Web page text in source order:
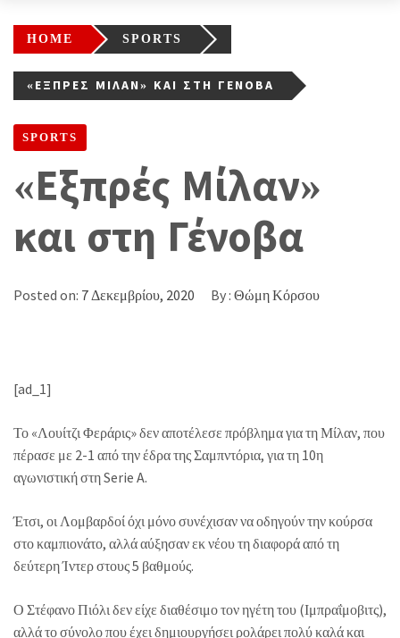
HOME SPORTS
«ΕΞΠΡΈΣ ΜΊΛΑΝ» ΚΑΙ ΣΤΗ ΓΈΝΟΒΑ
SPORTS
«Εξπρές Μίλαν»
και στη Γένοβα
Posted on: 7 Δεκεμβρίου, 2020 By : Θώμη Κόρσου
[ad_1]
Το «Λουίτζι Φεράρις» δεν αποτέλεσε πρόβλημα για τη Μίλαν, που
πέρασε με 2-1 από την έδρα της Σαμπντόρια, για τη 10η
αγωνιστική στη Serie A.
Έτσι, οι Λομβαρδοί όχι μόνο συνέχισαν να οδηγούν την κούρσα
στο καμπιονάτο, αλλά αύξησαν εκ νέου τη διαφορά από τη
δεύτερη Ίντερ στους 5 βαθμούς.
Ο Στέφανο Πιόλι δεν είχε διαθέσιμο τον ηγέτη του (Ιμπραΐμοβιτς),
αλλά το σύνολο που έχει δημιουργήσει ρολάρει πολύ καλά και